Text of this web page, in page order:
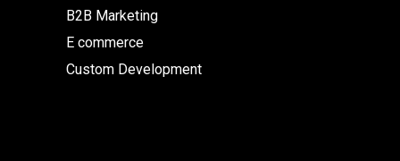
B2B Marketing
E commerce
Custom Development